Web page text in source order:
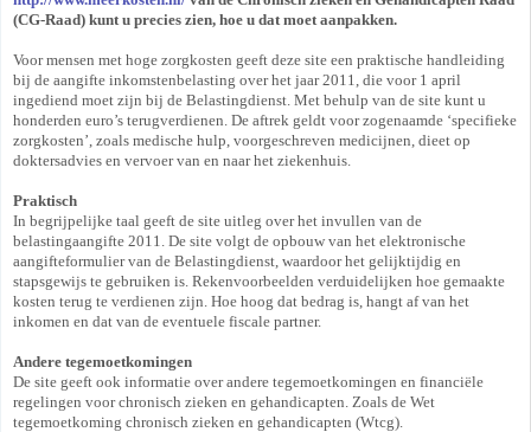
(CG-Raad) kunt u precies zien, hoe u dat moet aanpakken.
Voor mensen met hoge zorgkosten geeft deze site een praktische handleiding
bij de aangifte inkomstenbelasting over het jaar 2011, die voor 1 april
ingediend moet zijn bij de Belastingdienst. Met behulp van de site kunt u
honderden euro’s terugverdienen. De aftrek geldt voor zogenaamde ‘specifieke
zorgkosten’, zoals medische hulp, voorgeschreven medicijnen, dieet op
doktersadvies en vervoer van en naar het ziekenhuis.
Praktisch
In begrijpelijke taal geeft de site uitleg over het invullen van de
belastingaangifte 2011. De site volgt de opbouw van het elektronische
aangifteformulier van de Belastingdienst, waardoor het gelijktijdig en
stapsgewijs te gebruiken is. Rekenvoorbeelden verduidelijken hoe gemaakte
kosten terug te verdienen zijn. Hoe hoog dat bedrag is, hangt af van het
inkomen en dat van de eventuele fiscale partner.
Andere tegemoetkomingen
De site geeft ook informatie over andere tegemoetkomingen en financiële
regelingen voor chronisch zieken en gehandicapten. Zoals de Wet
tegemoetkoming chronisch zieken en gehandicapten (Wtcg).